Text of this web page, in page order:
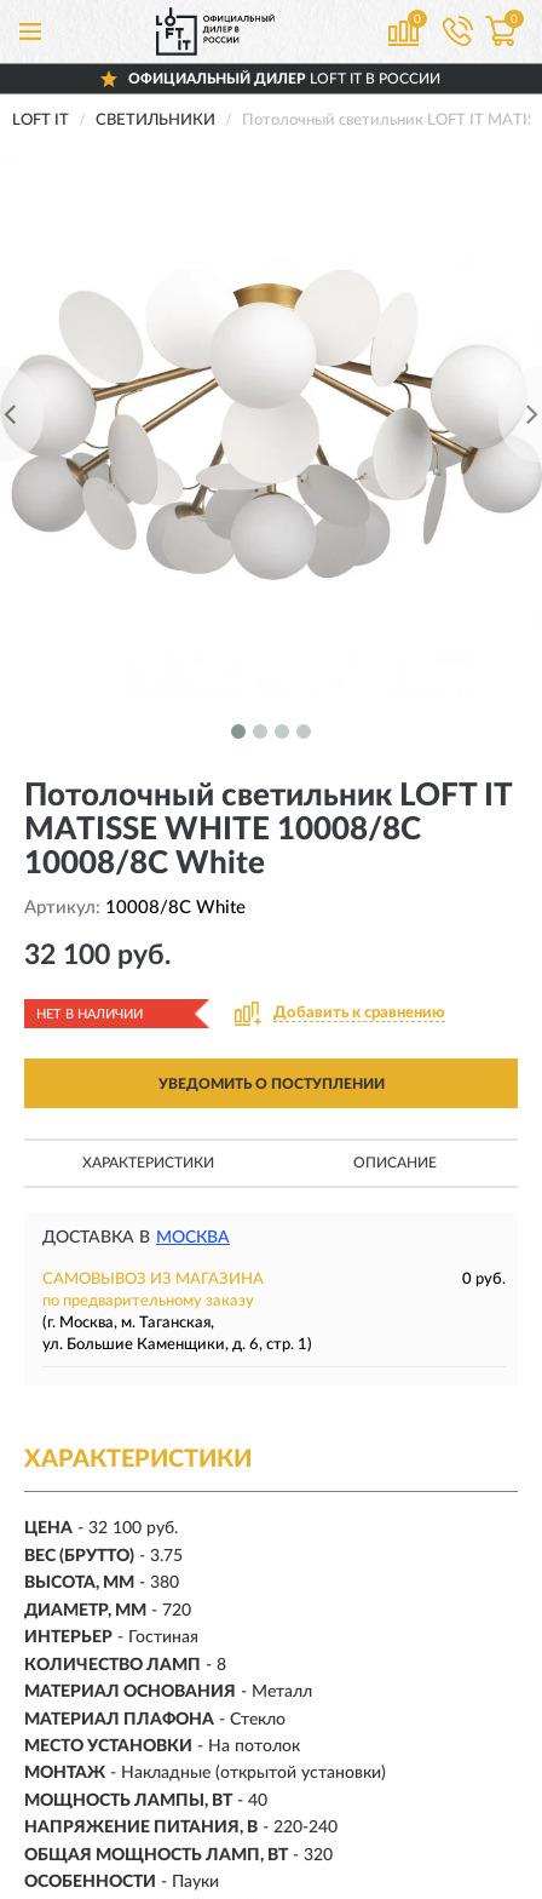
0 0
ОФИЦИАЛЬНЫЙ ДИЛЕРLOFT IT В РОССИИ
LOFT IT СВЕТИЛЬНИКИ Потолочный светильник LOFT IT
Потолочный светильник LOFT IT
MATISSE WHITE 10008/8C
10008/8C White
Артикул: 10008/8C White
32 100 руб.
НЕТ В НАЛИЧИИ Добавить к сравнению
УВЕДОМИТЬ О ПОСТУПЛЕНИИ
ХАРАКТЕРИСТИКИ ОПИСАНИЕ
ДОСТАВКА В МОСКВА
САМОВЫВОЗ ИЗ МАГАЗИНА
0 руб.
по предварительному заказу
(г. Москва, м. Таганская,
ул. Большие Каменщики, д. 6, стр. 1)
ХАРАКТЕРИСТИКИ
ЦЕНА - 32 100 руб.
ВЕС (БРУТТО) - 3.75
ВЫСОТА, ММ - 380
ДИАМЕТР, ММ - 720
ИНТЕРЬЕР - Гостиная
КОЛИЧЕСТВО ЛАМП - 8
МАТЕРИАЛ ОСНОВАНИЯ - Металл
МАТЕРИАЛ ПЛАФОНА - Стекло
МЕСТО УСТАНОВКИ - На потолок
МОНТАЖ - Накладные (открытой установки)
МОЩНОСТЬ ЛАМПЫ, ВТ - 40
НАПРЯЖЕНИЕ ПИТАНИЯ, В - 220-240
ОБЩАЯ МОЩНОСТЬ ЛАМП, ВТ - 320
ОСОБЕННОСТИ - Пауки